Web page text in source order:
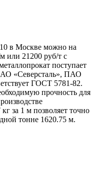
в Москве можно на
или 21200 руб/т с
поступает
«Северсталь», ПАО
ГОСТ 5781-82.
прочность для
за 1 м позволяет точно
тонне 1620.75 м.